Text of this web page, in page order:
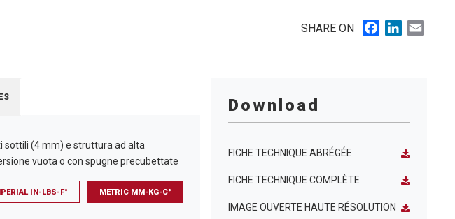
SHARE ON Facebook
LinkedIn
sottili (4 mm) e struttura ad alta
vuota o con spugne precubettate
IN-LBS-F° METRIC MM-KG-C°
Download
FICHE TECHNIQUE ABRÉGÉE
FICHE TECHNIQUE COMPLÈTE
IMAGE OUVERTE HAUTE RÉSOLUTION